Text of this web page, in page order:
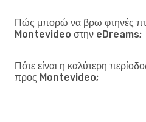
Πώς μπορώ να βρω φτηνές
Montevideo στην eDreams;
Πότε είναι η καλύτερη
προς Montevideo;